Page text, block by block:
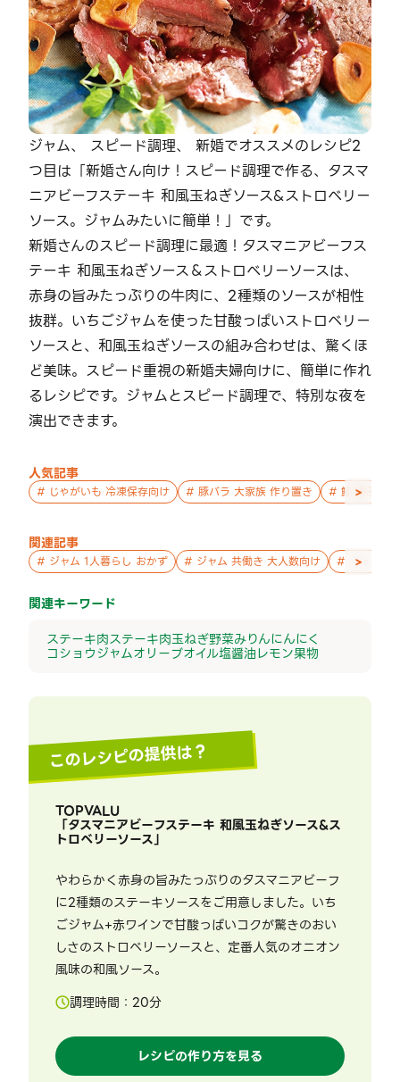
ジャム、 スピード調理、 新婚でオススメのレシピ2
つ目は「新婚さん向け！スピード調理で作る、タスマ
ニアビーフステーキ 和風玉ねぎソース&ストロベリー
ソース。ジャムみたいに簡単！」です。
新婚さんのスピード調理に最適！タスマニアビーフス
テーキ 和風玉ねぎソース＆ストロベリーソースは、
赤身の旨みたっぷりの牛肉に、2種類のソースが相性
抜群。いちごジャムを使った甘酸っぱいストロベリー
ソースと、和風玉ねぎソースの組み合わせは、驚くほ
ど美味。スピード重視の新婚夫婦向けに、簡単に作れ
るレシピです。ジャムとスピード調理で、特別な夜を
演出できます。
人気記事
# じゃがいも 冷凍保存向け # 豚バラ 大家族 作り置き # 鮭 親子 作
>
関連記事
# ジャム 1人暮らし おかず # ジャム 共働き 大人数向け # ジャム
>
関連キーワード
ステーキ肉ステーキ肉玉ねぎ野菜みりんにんにく
コショウジャムオリーブオイル塩醤油レモン果物
このレシピの提供は？
TOPVALU
「タスマニアビーフステーキ 和風玉ねぎソース&ス
トロベリーソース」
やわらかく赤身の旨みたっぷりのタスマニアビーフ
に2種類のステーキソースをご用意しました。いち
ごジャム+赤ワインで甘酸っぱいコクが驚きのおい
しさのストロベリーソースと、定番人気のオニオン
風味の和風ソース。
調理時間： 20分
レシピの作り方を見る